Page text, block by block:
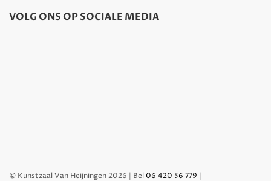
VOLG ONS OP SOCIALE MEDIA
© Kunstzaal Van Heijningen 2026 | Bel 06 420 56 779 |